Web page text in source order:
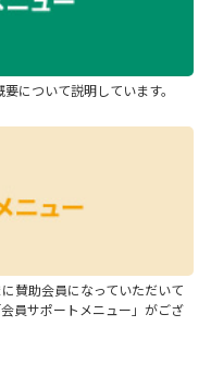
について説明しています。
賛助会員になっていただいて
員サポートメニュー」がござ